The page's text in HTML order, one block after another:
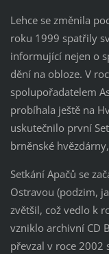
Lehce se změnila
roku 1999 spatřily
informující nejen o
dění na obloze. V
spolupořadatelem
probíhala ještě na
uskutečnilo první
brněnské
Setkání Apačů se
Ostravou (podzim,
zvětšil, což vedlo k
vzniklo archivní CD
převzal v roce 2002